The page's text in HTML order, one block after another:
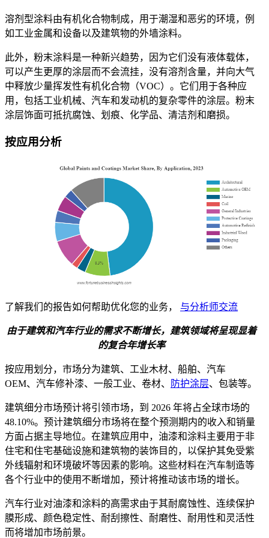
溶剂型涂料由有机化合物制成，用于潮湿和恶劣的环境，例
如工业金属和设备以及建筑物的外墙涂料。
此外，粉末涂料是一种新兴趋势，因为它们没有液体载体，
可以产生更厚的涂层而不会流挂，没有溶剂含量，并向大气
中释放少量挥发性有机化合物（VOC）。它们用于各种应
用，包括工业机械、汽车和发动机的复杂零件的涂层。粉末
涂层饰面可抵抗腐蚀、划痕、化学品、清洁剂和磨损。
按应用分析
了解我们的报告如何帮助优化您的业务， 与分析师交流
由于建筑和汽车行业的需求不断增长，建筑领域将呈现显着
的复合年增长率
按应用划分，市场分为建筑、工业木材、船舶、汽车
OEM、汽车修补漆、一般工业、卷材、
防护涂层、包装等。
建筑细分市场预计将引领市场，到 2026 年将占全球市场的
48.10%。预计建筑细分市场将在整个预测期内的收入和销量
方面占据主导地位。在建筑应用中，油漆和涂料主要用于非
住宅和住宅基础设施和建筑物的装饰目的，以保护其免受紫
外线辐射和环境破坏等因素的影响。这些材料在汽车制造等
各个行业中的使用不断增加，预计将推动该市场的增长。
汽车行业对油漆和涂料的高需求由于其耐腐蚀性、连续保护
膜形成、颜色稳定性、耐刮擦性、耐磨性、耐用性和灵活性
而将增加市场前景。